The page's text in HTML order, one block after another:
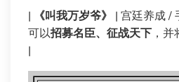
|
《叫我万岁爷》 | 宫廷养成 /
可以招募名臣、征战天下 ，
|